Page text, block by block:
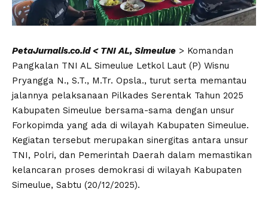
PetaJurnalis.co.id < TNI AL, Simeulue > Komandan
Pangkalan TNI AL Simeulue Letkol Laut (P) Wisnu
Pryangga N., S.T., M.Tr. Opsla., turut serta memantau
jalannya pelaksanaan Pilkades Serentak Tahun 2025
Kabupaten Simeulue bersama-sama dengan unsur
Forkopimda yang ada di wilayah Kabupaten Simeulue.
Kegiatan tersebut merupakan sinergitas antara unsur
TNI, Polri, dan Pemerintah Daerah dalam memastikan
kelancaran proses demokrasi di wilayah Kabupaten
Simeulue, Sabtu (20/12/2025).